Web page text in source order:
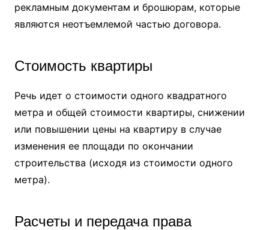
рекламным документам и брошюрам, которые
являются неотъемлемой частью договора.
Стоимость квартиры
Речь идет о стоимости одного квадратного
метра и общей стоимости квартиры, снижении
или повышении цены на квартиру в случае
изменения ее площади по окончании
строительства (исходя из стоимости одного
метра).
Расчеты и передача права